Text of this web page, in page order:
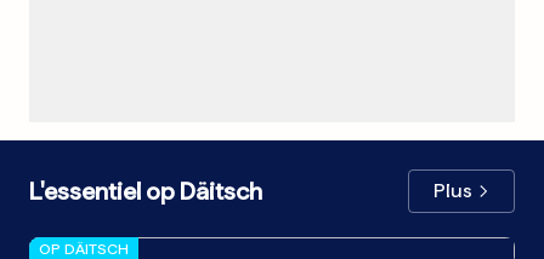
L'essentiel op Däitsch Plus
OP DÄITSCH